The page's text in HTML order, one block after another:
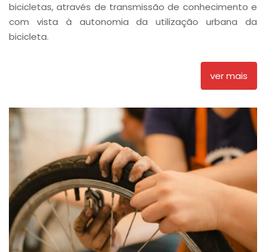
bicicletas, através de transmissão de conhecimento e
com vista à autonomia da utilização urbana da
bicicleta.
ver mais